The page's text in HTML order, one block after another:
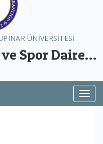
ÜNİVERSİTESİ
Spor Daire